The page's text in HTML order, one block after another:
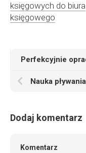
księgowych do biura
księgowego
Dodaj komentarz
Komentarz